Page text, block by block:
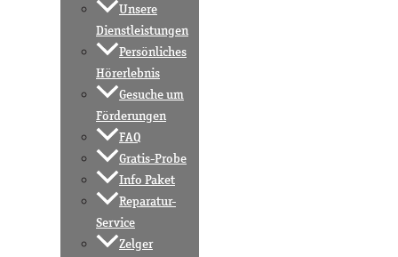
Unsere
Dienstleistungen
Persönliches
Hörerlebnis
Gesuche um
Förderungen
FAQ
Gratis-Probe
Info Paket
Reparatur-
Service
Zelger